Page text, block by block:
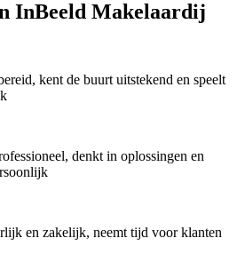
InBeeld Makelaardij
kent de buurt uitstekend en speelt
denkt in oplossingen en
en zakelijk, neemt tijd voor klanten